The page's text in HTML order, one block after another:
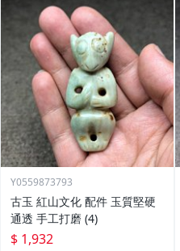
Y0559873793
古玉 紅山文化 配件 玉質堅硬
通透 手工打磨 (4)
$ 1,932